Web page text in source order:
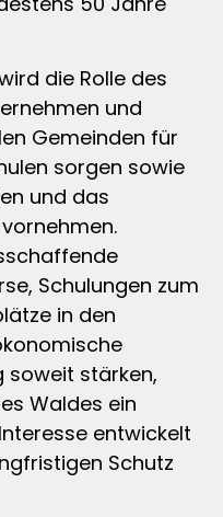
die Rolle des
und
Gemeinden für
sorgen sowie
und das
Schulungen zum
in den
soweit stärken,
Waldes ein
entwickelt
Schutz